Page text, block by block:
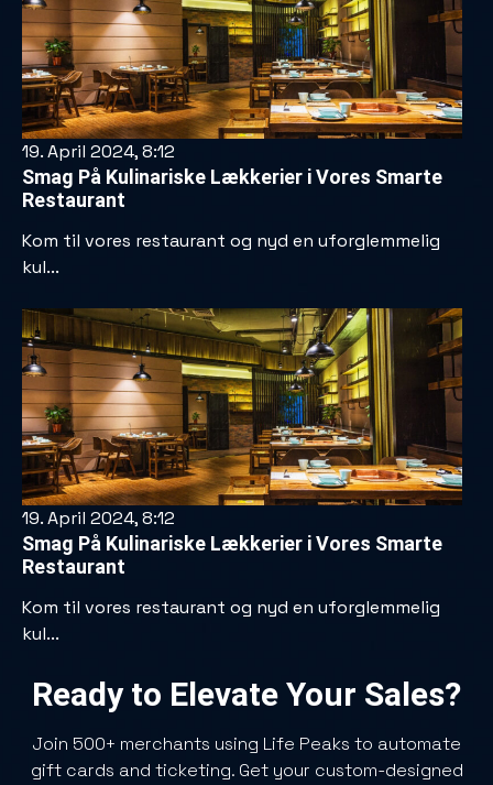
19. April 2024, 8:12
Smag På Kulinariske Lækkerier i Vores Smarte
Restaurant
Kom til vores restaurant og nyd en uforglemmelig
kul...
19. April 2024, 8:12
Smag På Kulinariske Lækkerier i Vores Smarte
Restaurant
Kom til vores restaurant og nyd en uforglemmelig
kul...
Ready to Elevate Your Sales?
Join 500+ merchants using Life Peaks to automate
gift cards and ticketing. Get your custom-designed